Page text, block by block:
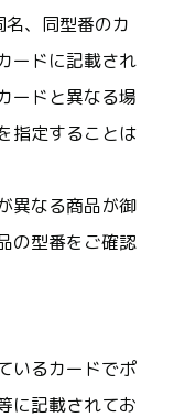
、同型番のカ
ードに記載され
ードと異なる場
指定することは
異なる商品が御
の型番をご確認
いるカードでポ
に記載されてお